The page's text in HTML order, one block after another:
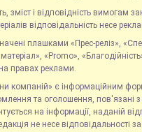
зміст і відповідність вимогам
відповідальність несе
плашками «Прес-реліз»,
«Promo»,
правах реклами.
компаній» є інформаційним
та оголошення, пов'язані з
на інформації, наданій
не несе відповідальності за